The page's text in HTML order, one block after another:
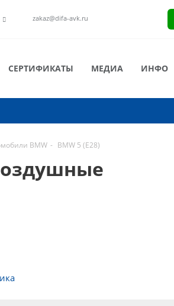
zakaz@difa-avk.ru
СЕРТИФИКАТЫ МЕДИА ИНФО
BMW - BMW 5 (E28)